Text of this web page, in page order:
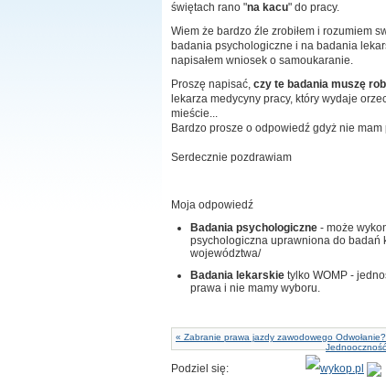
świętach rano "na kacu" do pracy.
Wiem że bardzo źle zrobiłem i rozumiem
badania psychologiczne i na badania
napisałem wniosek o samoukaranie.
Proszę napisać, czy te badania muszę
lekarza medycyny pracy, który wydaje
mieście...
Bardzo prosze o odpowiedź gdyż nie
Serdecznie pozdrawiam
Moja odpowiedź
Badania psychologiczne - może
psychologiczna uprawniona do badań
województwa/
Badania lekarskie tylko WOMP -
prawa i nie mamy wyboru.
« Zabranie prawa jazdy zawodowego Odwołanie?
Podziel się: